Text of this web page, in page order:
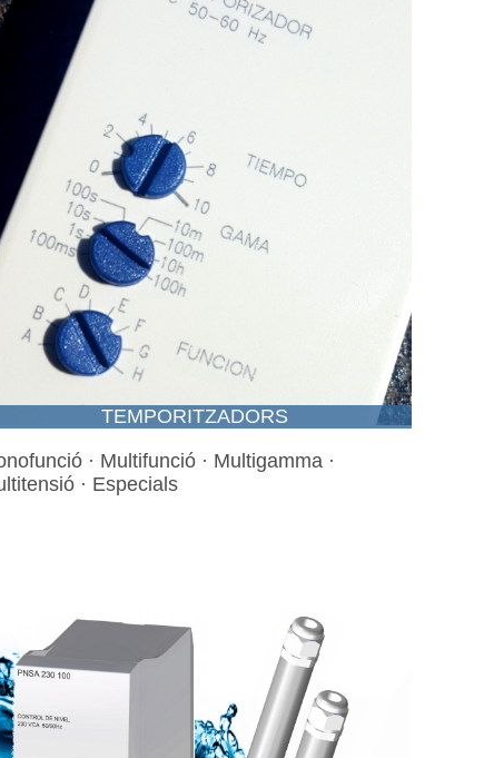
TEMPORITZADORS
· Multifunció · Multigamma ·
· Especials